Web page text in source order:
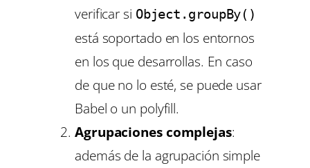
verificar si Object.groupBy()
está soportado en los entornos
en los que desarrollas. En caso
de que no lo esté, se puede usar
Babel o un polyfill.
Agrupaciones complejas:
además de la agrupación simple